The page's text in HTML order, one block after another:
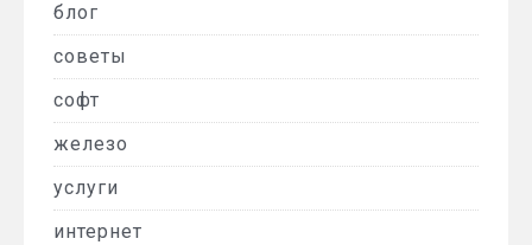
блог
советы
софт
железо
услуги
интернет